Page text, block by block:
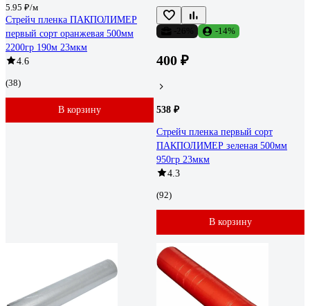
5.95 ₽/м
Стрейч пленка ПАКПОЛИМЕР
первый сорт оранжевая 500мм
2200гр 190м 23мкм
4.6
(38)
В корзину
-14%
400 ₽
538 ₽
Стрейч пленка первый сорт
ПАКПОЛИМЕР зеленая 500мм
950гр 23мкм
4.3
(92)
В корзину